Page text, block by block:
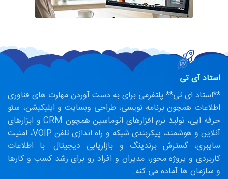
استاد آی تی
**استاد ای تی** پلتفرمی برای به دست آوردن مهارت های فناوری
اطلاعات همچون برنامه نویسی، طراحی وبسایت و اپلیکیشن، سئو
حرفه ایی، تولید نرم افزارهای اتوماسین همچون CRM و ابزارهای
آنلاین و هوشمند، پیکربندی شبکه و راه اندازی تلفن VOIP، امنیت
سایبری، گسترش برندینگ و بازاریابی دیجیتال. با اطلاعات
کاربردی و پروژه محور، مدیران و افراد رو برای رشد کسب و کارها
و سازمان ها آماده می کنه.